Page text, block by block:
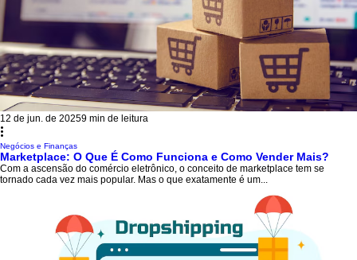
12 de jun. de 20259 min de leitura
Negócios e Finanças
Marketplace: O Que É Como Funciona e Como Vender Mais?
Com a ascensão do comércio eletrônico, o conceito de marketplace tem se
tornado cada vez mais popular. Mas o que exatamente é um...